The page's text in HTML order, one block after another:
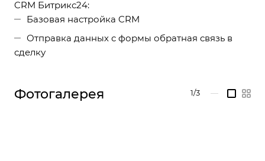
CRM Битрикс24:
Базовая настройка CRM
Отправка данных с формы обратная связь в
сделку
Фотогалерея 1/3 —